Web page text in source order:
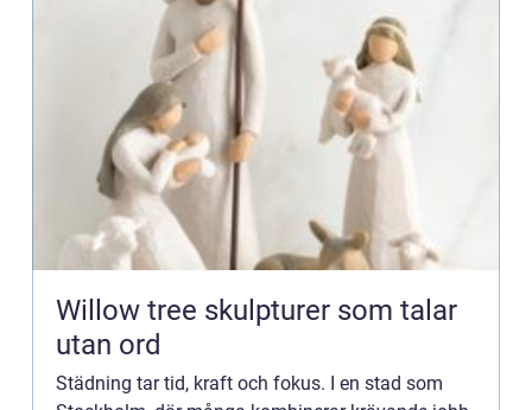
Willow tree skulpturer som talar
utan ord
Städning tar tid, kraft och fokus. I en stad som